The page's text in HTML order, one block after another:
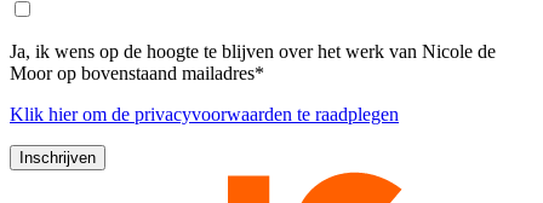
Ja, ik wens op de hoogte te blijven over het werk van Nicole de
Moor op bovenstaand mailadres*
Klik hierom de privacyvoorwaarden te raadplegen